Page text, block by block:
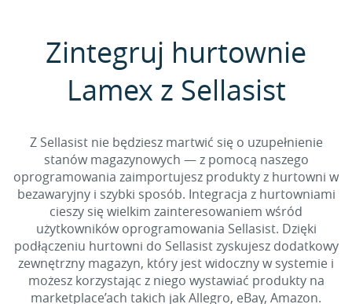
Zintegruj hurtownie
Lamex z Sellasist
Z Sellasist nie będziesz martwić się o uzupełnienie
stanów magazynowych — z pomocą naszego
oprogramowania zaimportujesz produkty z hurtowni w
bezawaryjny i szybki sposób. Integracja z hurtowniami
cieszy się wielkim zainteresowaniem wśród
użytkowników oprogramowania Sellasist. Dzięki
podłączeniu hurtowni do Sellasist zyskujesz dodatkowy
zewnętrzny magazyn, który jest widoczny w systemie i
możesz korzystając z niego wystawiać produkty na
marketplace’ach takich jak Allegro, eBay, Amazon.